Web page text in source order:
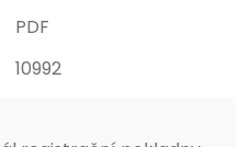
PDF
10992